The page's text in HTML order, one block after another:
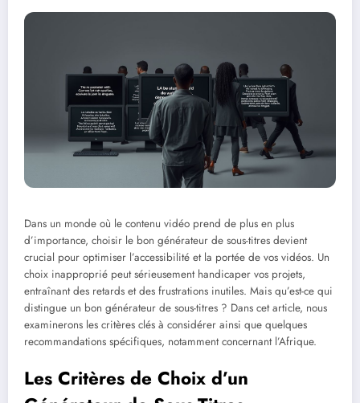
Dans un monde où le contenu vidéo prend de plus en plus
d’importance, choisir le bon générateur de sous-titres devient
crucial pour optimiser l’accessibilité et la portée de vos vidéos. Un
choix inapproprié peut sérieusement handicaper vos projets,
entraînant des retards et des frustrations inutiles. Mais qu’est-ce qui
distingue un bon générateur de sous-titres ? Dans cet article, nous
examinerons les critères clés à considérer ainsi que quelques
recommandations spécifiques, notamment concernant l’Afrique.
Les Critères de Choix d’un